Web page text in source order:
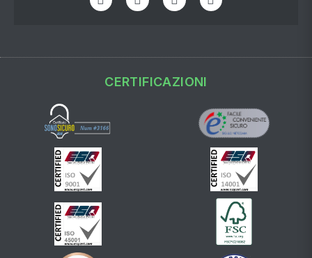
CERTIFICAZIONI